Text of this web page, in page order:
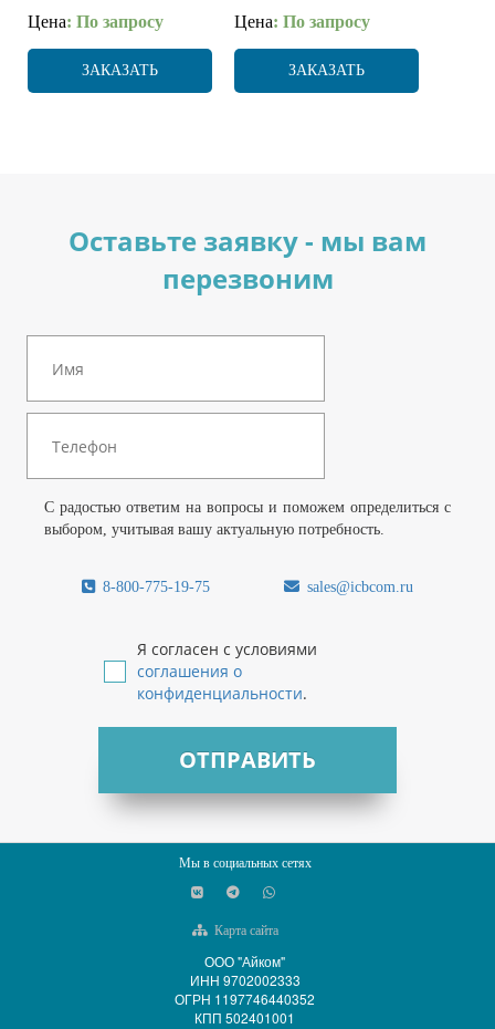
Цена: По запросу
ЗАКАЗАТЬ
Цена: По запросу
ЗАКАЗАТЬ
Оставьте заявку - мы вам
перезвоним
С радостью ответим на вопросы и поможем определиться с
выбором, учитывая вашу актуальную потребность.
8-800-775-19-75 sales@icbcom.ru
Я согласен с условиями
соглашения о
конфиденциальности.
ОТПРАВИТЬ
Мы в социальных сетях
Карта сайта
ООО "Айком"
ИНН 9702002333
ОГРН 1197746440352
КПП 502401001